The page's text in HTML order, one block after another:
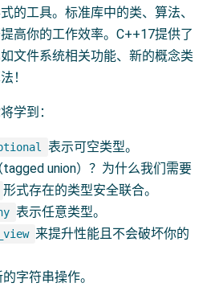
的工具。标准库中的类、算法、
高你的工作效率。C++17提供了
文件系统相关功能、新的概念类
！
学到：
表示可空类型。
union）？为什么我们需要
形式存在的类型安全联合。
表示任意类型。
来提升性能且不会破坏你的
字符串操作。